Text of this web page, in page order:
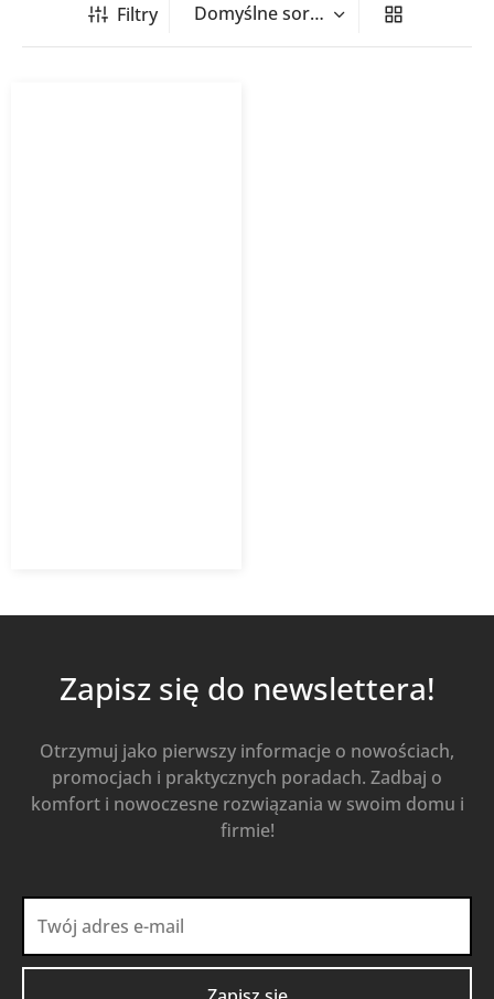
Filtry
Zapisz się do newslettera!
Otrzymuj jako pierwszy informacje o nowościach,
promocjach i praktycznych poradach. Zadbaj o
komfort i nowoczesne rozwiązania w swoim domu i
firmie!